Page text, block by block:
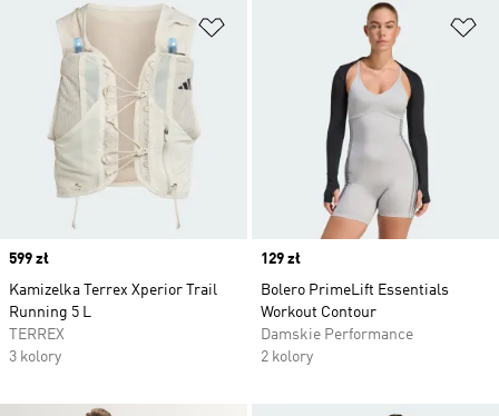
Dodaj do listy życzeń
Price
599 zł
Kamizelka Terrex Xperior Trail
Running 5 L
TERREX
3 kolory
Price
129 zł
Bolero PrimeLift Essentials
Workout Contour
Damskie Performance
2 kolory